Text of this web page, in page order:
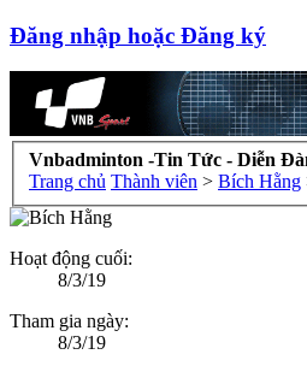
Đăng nhập hoặc Đăng ký
Vnbadminton -Tin Tức - Diễn
Trang chủ Thành viên > Bích Hằng
Hoạt động cuối:
8/3/19
Tham gia ngày:
8/3/19